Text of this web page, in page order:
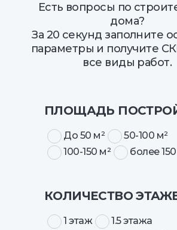
Есть вопросы по
дома?
За 20 секунд заполните
параметры и получите
все виды работ.
ПЛОЩАДЬ
До 50 м²
50-100 м²
100-150 м²
более
КОЛИЧЕСТВО
1 этаж
1.5 этажа